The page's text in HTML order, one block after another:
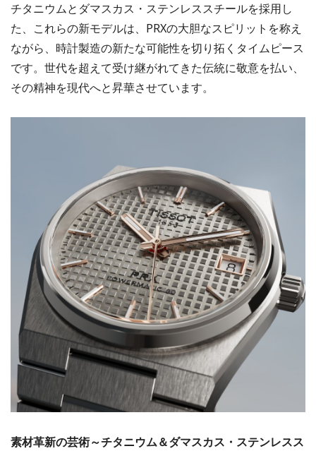
チタニウムとダマスカス・ステンレススチールを採用し
た、これらの新モデルは、PRXの大胆なスピリットを称え
ながら、時計製造の新たな可能性を切り拓くタイムピース
です。世代を超えて受け継がれてきた伝統に敬意を払い、
その精神を現代へと昇華させています。
素材革新の芸術～チタニウム＆ダマスカス・ステンレスス